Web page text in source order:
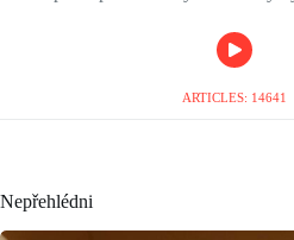
ARTICLES: 14641
Nepřehlédni